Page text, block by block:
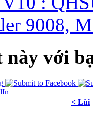
9008,
này với
< Lùi